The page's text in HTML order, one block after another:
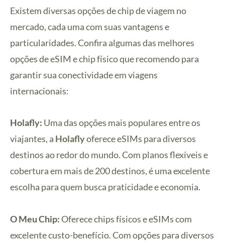
Existem diversas opções de chip de viagem no
mercado, cada uma com suas vantagens e
particularidades. Confira algumas das melhores
opções de eSIM e chip físico que recomendo para
garantir sua conectividade em viagens
internacionais:
Holafly: Uma das opções mais populares entre os
viajantes, a Holaflyoferece eSIMs para diversos
destinos ao redor do mundo. Com planos flexíveis e
cobertura em mais de 200 destinos, é uma excelente
escolha para quem busca praticidade e economia.
O Meu Chip:Oferece chips físicos e eSIMs com
excelente custo-benefício. Com opções para diversos